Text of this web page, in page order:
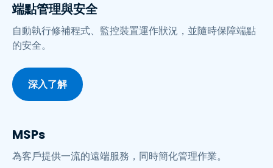
端點管理與安全
自動執行修補程式、監控裝置運作狀況，並隨時保障端點
的安全。
深入了解
MSPs
為客戶提供一流的遠端服務，同時簡化管理作業。